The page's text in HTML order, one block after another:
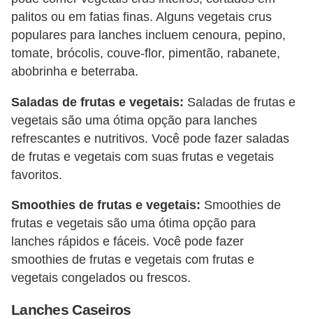
palitos ou em fatias finas. Alguns vegetais crus
populares para lanches incluem cenoura, pepino,
tomate, brócolis, couve-flor, pimentão, rabanete,
abobrinha e beterraba.
Saladas de frutas e vegetais: Saladas de frutas e
vegetais são uma ótima opção para lanches
refrescantes e nutritivos. Você pode fazer saladas
de frutas e vegetais com suas frutas e vegetais
favoritos.
Smoothies de frutas e vegetais: Smoothies de
frutas e vegetais são uma ótima opção para
lanches rápidos e fáceis. Você pode fazer
smoothies de frutas e vegetais com frutas e
vegetais congelados ou frescos.
Lanches Caseiros